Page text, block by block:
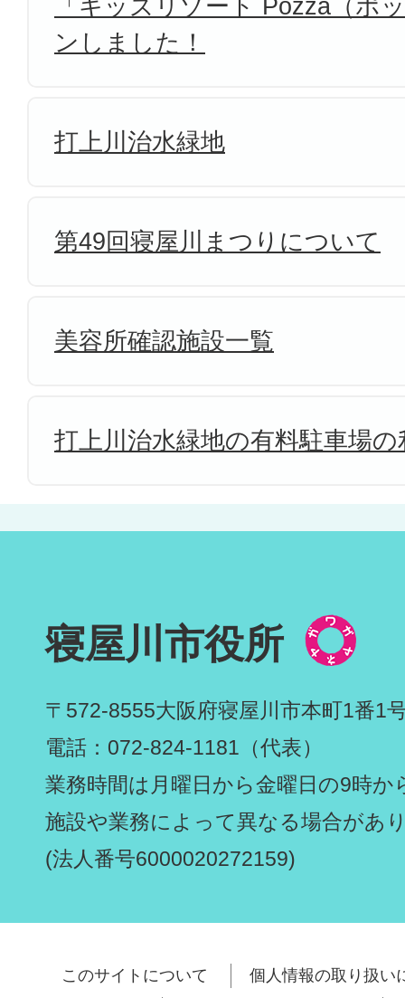
「キッズリゾート Pozza（ポ
ンしました！
打上川治水緑地
第49回寝屋川まつりについて
美容所確認施設一覧
打上川治水緑地の有料駐車場
寝屋川市役所
〒572-8555大阪府寝屋川市本町1番1
電話：072-824-1181（代表）
業務時間は月曜日から金曜日の9時か
施設や業務によって異なる場合があ
(法人番号6000020272159)
このサイトについて
個人情報の取り扱い